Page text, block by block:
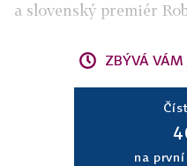
a slovenský premiér
ZBÝVÁ VÁM
na